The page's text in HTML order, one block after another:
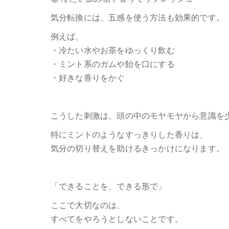
気分転換には、五感を使う方法も効果的です。
例えば、
・冷たい水やお茶をゆっくり飲む
・ミント系のガムや飴を口にする
・好きな香りをかぐ
こうした刺激は、頭の中のモヤモヤから意識を
特にミントのようなすっきりした香りは、
気分の切り替えを助けるきっかけになります。
「できることを、できる形で」
ここで大切なのは、
すべてをやろうとしないことです。